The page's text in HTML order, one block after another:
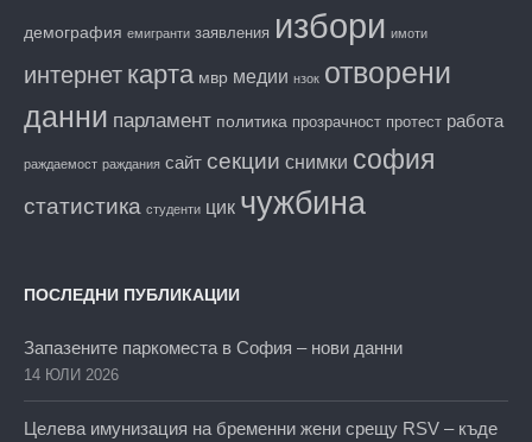
демография емигранти заявления избори имоти
интернет карта мвр медии нзок отворени
данни парламент политика прозрачност протест работа
раждаемост раждания сайт секции снимки софия
статистика студенти цик чужбина
ПОСЛЕДНИ ПУБЛИКАЦИИ
Запазените паркоместа в София – нови данни
14 ЮЛИ 2026
Целева имунизация на бременни жени срещу RSV – къде